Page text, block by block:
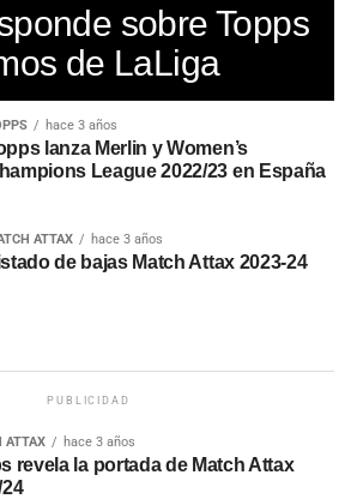
sobre Topps
de LaLiga
hace 3 años
lanza Merlin y Women’s
League 2022/23 en España
ATTAX hace 3 años
de bajas Match Attax 2023-24
PUBLICIDAD
ATTAX hace 3 años
revela la portada de Match Attax